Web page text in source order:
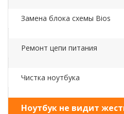
Замена блока схемы Bios
Ремонт цепи питания
Чистка ноутбука
Ноутбук не видит